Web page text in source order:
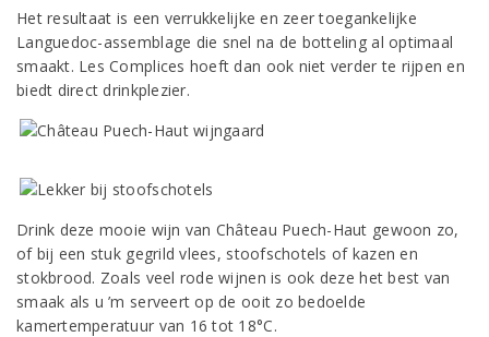
Het resultaat is een verrukkelijke en zeer toegankelijke
Languedoc-assemblage die snel na de botteling al optimaal
smaakt. Les Complices hoeft dan ook niet verder te rijpen en
biedt direct drinkplezier.
Drink deze mooie wijn van Château Puech-Haut gewoon zo,
of bij een stuk gegrild vlees, stoofschotels of kazen en
stokbrood. Zoals veel rode wijnen is ook deze het best van
smaak als u ’m serveert op de ooit zo bedoelde
kamertemperatuur van 16 tot 18°C.